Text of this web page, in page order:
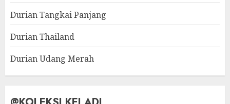
Durian Tangkai Panjang
Durian Thailand
Durian Udang Merah